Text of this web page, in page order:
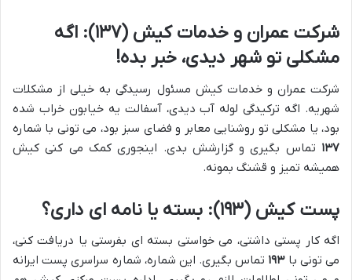
شرکت عمران و خدمات کیش (۱۳۷): اگه
مشکلی تو شهر دیدی، خبر بده!
شرکت عمران و خدمات کیش مسئول رسیدگی به خیلی از مشکلات
شهریه. اگه ترکیدگی لوله آب دیدی، آسفالت یه خیابون خراب شده
بود، یا مشکلی تو روشنایی معابر و فضای سبز بود، می تونی با شماره
۱۳۷ تماس بگیری و گزارشش بدی. اینجوری کمک می کنی کیش
همیشه تمیز و قشنگ بمونه.
پست کیش (۱۹۳): بسته یا نامه ای داری؟
اگه کار پستی داشتی، می خواستی بسته ای بفرستی یا دریافت کنی،
می تونی با۱۹۳ تماس بگیری. این شماره، شماره سراسری پست ایرانه